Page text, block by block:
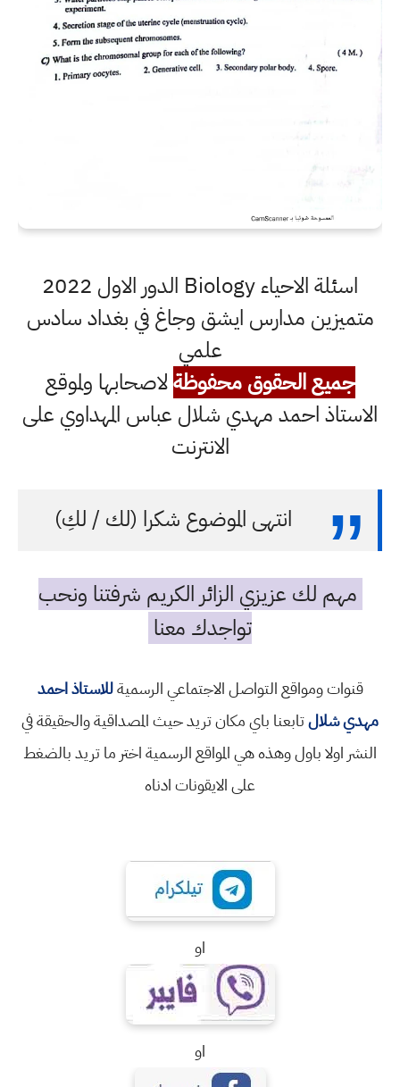
اسئلة الاحياء Biology الدور الاول 2022
متميزين مدارس ايشق وجاغ في بغداد سادس
علمي
جميع الحقوق محفوظةلاصحابها ولموقع
الاستاذ احمد مهدي شلال عباس المهداوي على
الانترنت
انتهى الموضوع شكرا (لك / لكِ)
مهم لك عزيزي الزائر الكريم شرفتنا ونحب
تواجدك معنا
قنوات ومواقع التواصل الاجتماعي الرسميةللاستاذ احمد
مهدي شلالتابعنا باي مكان تريد حيث المصداقية والحقيقة في
النشر اولا باول وهذه هي المواقع الرسمية اختر ما تريد بالضغط
على الايقونات ادناه
او
او